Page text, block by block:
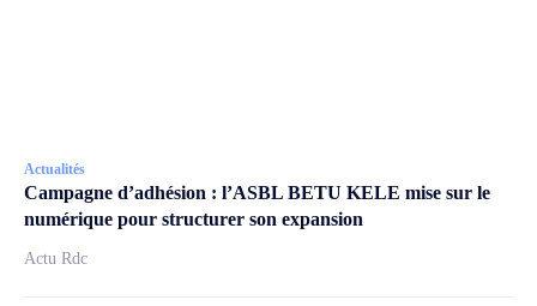
Actualités
Campagne d’adhésion : l’ASBL BETU KELE mise sur le
numérique pour structurer son expansion
Actu Rdc